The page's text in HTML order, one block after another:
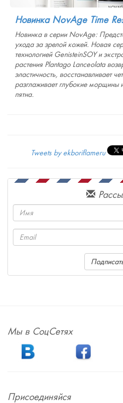
Новинка NovAge Time
Новинка в серии NovAge:
ухода за зрелой кожей. Новая
технологией GenisteinSOY и
растения Plantago Lanceolata
эластичность, восстанавливает
разглаживает глубокие морщины
пятна.
Tweets by ekboriflameru
Мы в СоцСетях
Присоединяйся